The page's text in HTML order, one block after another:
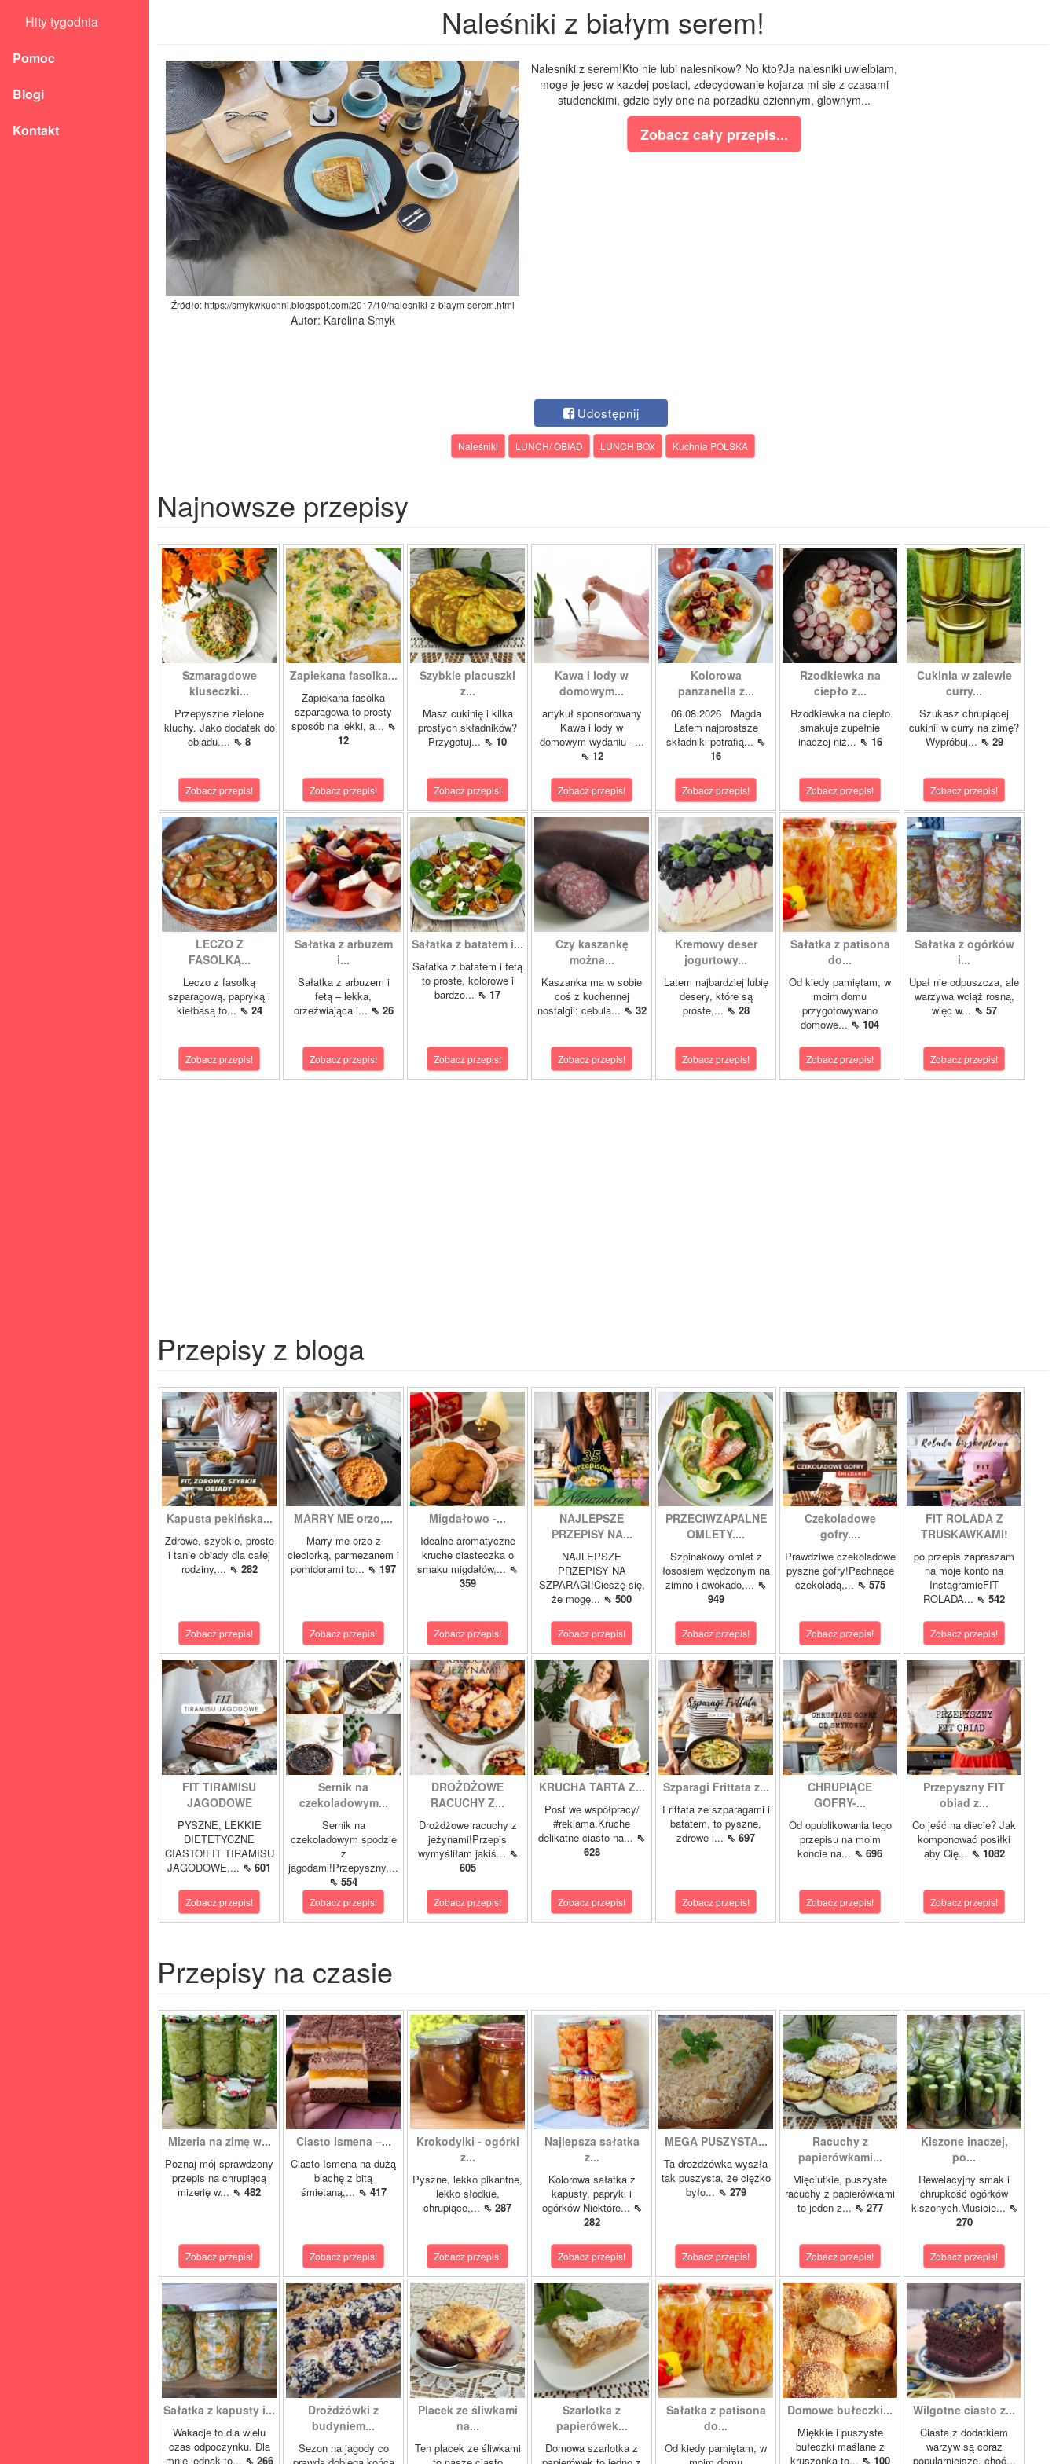
Hity tygodnia
Pomoc
Blogi
Kontakt
Naleśniki z białym serem!
Źródło: https://smykwkuchni.blogspot.com/2017/10/nalesniki-z-biaym-serem.html
Autor: Karolina Smyk
Nalesniki z serem!Kto nie lubi nalesnikow? No kto?Ja nalesniki uwielbiam,
moge je jesc w kazdej postaci, zdecydowanie kojarza mi sie z czasami
studenckimi, gdzie byly one na porzadku dziennym, glownym...
Zobacz cały przepis...
Udostępnij
Naleśniki LUNCH/ OBIAD LUNCH BOX Kuchnia POLSKA
Najnowsze przepisy
Szmaragdowe
kluseczki...
Przepyszne zielone
kluchy. Jako dodatek do
obiadu.... ⇖ 8
Zobacz przepis!
Zapiekana fasolka...
Zapiekana fasolka
szparagowa to prosty
sposób na lekki, a... ⇖
12
Zobacz przepis!
Szybkie placuszki
z...
Masz cukinię i kilka
prostych składników?
Przygotuj... ⇖ 10
Zobacz przepis!
Kawa i lody w
domowym...
artykuł sponsorowany
Kawa i lody w
domowym wydaniu –...
⇖ 12
Zobacz przepis!
Kolorowa
panzanella z...
06.08.2026 Magda
Latem najprostsze
składniki potrafią... ⇖
16
Zobacz przepis!
Rzodkiewka na
ciepło z...
Rzodkiewka na ciepło
smakuje zupełnie
inaczej niż... ⇖ 16
Zobacz przepis!
Cukinia w zalewie
curry...
Szukasz chrupiącej
cukinii w curry na zimę?
Wypróbuj... ⇖ 29
Zobacz przepis!
LECZO Z
FASOLKĄ...
Leczo z fasolką
szparagową, papryką i
kiełbasą to... ⇖ 24
Zobacz przepis!
Sałatka z arbuzem
i...
Sałatka z arbuzem i
fetą – lekka,
orzeźwiająca i... ⇖ 26
Zobacz przepis!
Sałatka z batatem i...
Sałatka z batatem i fetą
to proste, kolorowe i
bardzo... ⇖ 17
Zobacz przepis!
Czy kaszankę
można...
Kaszanka ma w sobie
coś z kuchennej
nostalgii: cebula... ⇖ 32
Zobacz przepis!
Kremowy deser
jogurtowy...
Latem najbardziej lubię
desery, które są
proste,... ⇖ 28
Zobacz przepis!
Sałatka z patisona
do...
Od kiedy pamiętam, w
moim domu
przygotowywano
domowe... ⇖ 104
Zobacz przepis!
Sałatka z ogórków
i...
Upał nie odpuszcza, ale
warzywa wciąż rosną,
więc w... ⇖ 57
Zobacz przepis!
Przepisy z bloga
Kapusta pekińska...
Zdrowe, szybkie, proste
i tanie obiady dla całej
rodziny,... ⇖ 282
Zobacz przepis!
MARRY ME orzo,...
Marry me orzo z
cieciorką, parmezanem i
pomidorami to... ⇖ 197
Zobacz przepis!
Migdałowo -...
Idealne aromatyczne
kruche ciasteczka o
smaku migdałów,... ⇖
359
Zobacz przepis!
NAJLEPSZE
PRZEPISY NA...
NAJLEPSZE
PRZEPISY NA
SZPARAGI!Cieszę się,
że mogę... ⇖ 500
Zobacz przepis!
PRZECIWZAPALNE
OMLETY....
Szpinakowy omlet z
łososiem wędzonym na
zimno i awokado,... ⇖
949
Zobacz przepis!
Czekoladowe
gofry....
Prawdziwe czekoladowe
pyszne gofry!Pachnące
czekoladą,... ⇖ 575
Zobacz przepis!
FIT ROLADA Z
TRUSKAWKAMI!
po przepis zapraszam
na moje konto na
InstagramieFIT
ROLADA... ⇖ 542
Zobacz przepis!
FIT TIRAMISU
JAGODOWE
PYSZNE, LEKKIE
DIETETYCZNE
CIASTO!FIT TIRAMISU
JAGODOWE,... ⇖ 601
Zobacz przepis!
Sernik na
czekoladowym...
Sernik na
czekoladowym spodzie
z
jagodami!Przepyszny,...
⇖ 554
Zobacz przepis!
DROŻDŻOWE
RACUCHY Z...
Drożdżowe racuchy z
jeżynami!Przepis
wymyśliłam jakiś... ⇖
605
Zobacz przepis!
KRUCHA TARTA Z...
Post we współpracy/
#reklama.Kruche
delikatne ciasto na... ⇖
628
Zobacz przepis!
Szparagi Frittata z...
Frittata ze szparagami i
batatem, to pyszne,
zdrowe i... ⇖ 697
Zobacz przepis!
CHRUPIĄCE
GOFRY-...
Od opublikowania tego
przepisu na moim
koncie na... ⇖ 696
Zobacz przepis!
Przepyszny FIT
obiad z...
Co jeść na diecie? Jak
komponować posiłki
aby Cię... ⇖ 1082
Zobacz przepis!
Przepisy na czasie
Mizeria na zimę w...
Poznaj mój sprawdzony
przepis na chrupiącą
mizerię w... ⇖ 482
Zobacz przepis!
Ciasto Ismena –...
Ciasto Ismena na dużą
blachę z bitą
śmietaną,... ⇖ 417
Zobacz przepis!
Krokodylki - ogórki
z...
Pyszne, lekko pikantne,
lekko słodkie,
chrupiące,... ⇖ 287
Zobacz przepis!
Najlepsza sałatka
z...
Kolorowa sałatka z
kapusty, papryki i
ogórków Niektóre... ⇖
282
Zobacz przepis!
MEGA PUSZYSTA...
Ta drożdżówka wyszła
tak puszysta, że ciężko
było... ⇖ 279
Zobacz przepis!
Racuchy z
papierówkami...
Mięciutkie, puszyste
racuchy z papierówkami
to jeden z... ⇖ 277
Zobacz przepis!
Kiszone inaczej,
po...
Rewelacyjny smak i
chrupkość ogórków
kiszonych.Musicie... ⇖
270
Zobacz przepis!
Sałatka z kapusty i...
Wakacje to dla wielu
czas odpoczynku. Dla
mnie jednak to... ⇖ 266
Drożdżówki z
budyniem...
Sezon na jagody co
Placek ze śliwkami
na...
Ten placek ze śliwkami
Szarlotka z
papierówek...
Domowa szarlotka z
Sałatka z patisona
do...
Od kiedy pamiętam, w
Domowe bułeczki...
Miękkie i puszyste
bułeczki maślane z
kruszonką to... ⇖ 100
Wilgotne ciasto z...
Ciasta z dodatkiem
warzyw są coraz
popularniejsze, choć...